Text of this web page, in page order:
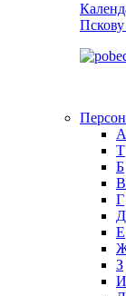
А
T
Б
В
Г
Д
Е
З
И